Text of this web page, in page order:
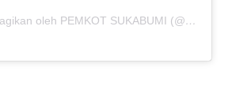
Sebuah kiriman dibagikan oleh PEMKOT SUKABUMI (@pemkotsukabumi_)